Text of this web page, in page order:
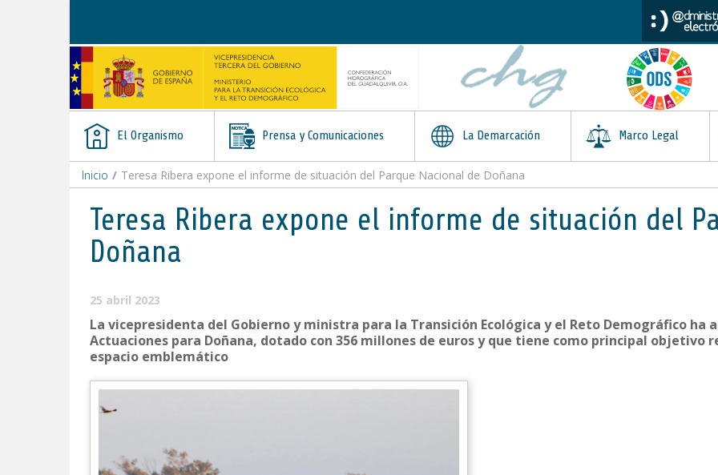
El Organismo Prensa y Comunicaciones La Demarcación Marco Legal
Inicio / Teresa Ribera expone el informe de situación del Parque Nacional de Doñana
Teresa Ribera expone el informe de situación del
Doñana
25 abril 2023
La vicepresidenta del Gobierno y ministra para la Transición Ecológica y el Reto Demográfico ha
Actuaciones para Doñana, dotado con 356 millones de euros y que tiene como principal
espacio emblemático